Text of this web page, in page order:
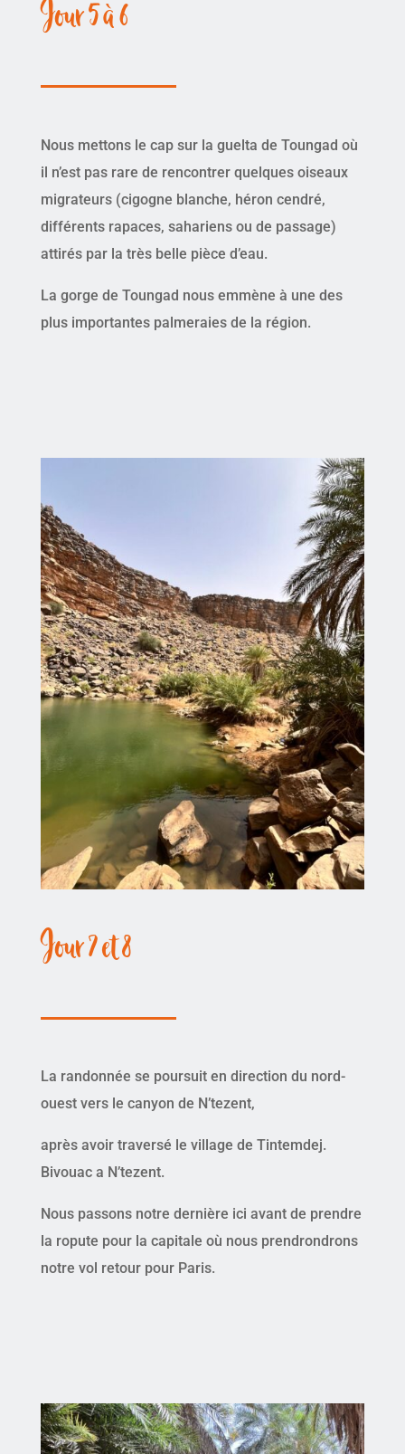
Jour 5 à 6
Nous mettons le cap sur la guelta de Toungad où
il n’est pas rare de rencontrer quelques oiseaux
migrateurs (cigogne blanche, héron cendré,
différents rapaces, sahariens ou de passage)
attirés par la très belle pièce d’eau.
La gorge de Toungad nous emmène à une des
plus importantes palmeraies de la région.
Jour 7 et 8
La randonnée se poursuit en direction du nord-
ouest vers le canyon de N’tezent,
après avoir traversé le village de Tintemdej.
Bivouac a N’tezent.
Nous passons notre dernière ici avant de prendre
la ropute pour la capitale où nous prendrondrons
notre vol retour pour Paris.